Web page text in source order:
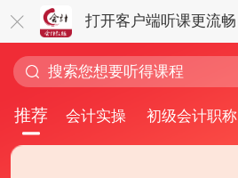
打开客户端听课更流畅
推荐 会计实操 初级会计职称